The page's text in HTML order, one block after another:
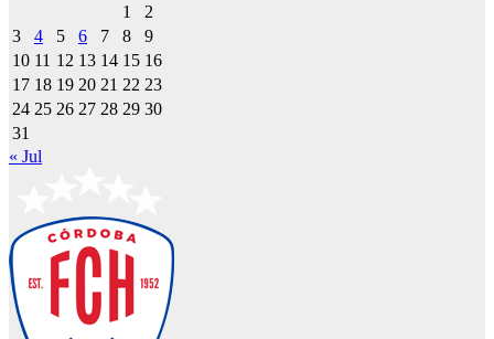
1
2
3
4 5 6 7 8
9
10 11 12 13 14 15 16
17 18 19 20 21 22 23
24 25 26 27 28 29 30
31
« Jul